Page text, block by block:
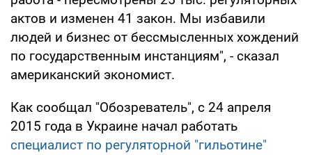
актов и изменен 41 закон. Мы избавили
людей и бизнес от бессмысленных хождений
по государственным инстанциям", - сказал
американский экономист.
Как сообщал "Обозреватель", с 24 апреля
2015 года в Украине начал работать
специалист по регуляторной "гильотине"